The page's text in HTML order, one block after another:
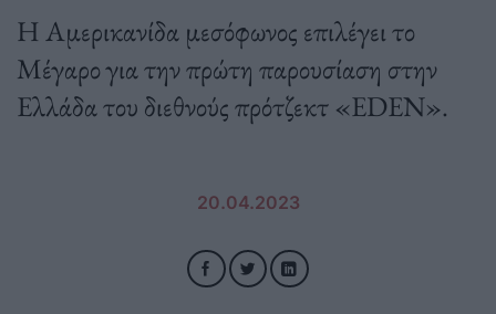
Η Αμερικανίδα μεσόφωνος επιλέγει το
Μέγαρο για την πρώτη παρουσίαση στην
Ελλάδα του διεθνούς πρότζεκτ «EDEN».
20.04.2023